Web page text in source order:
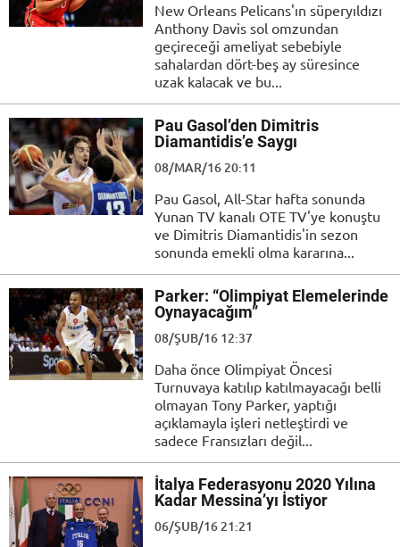
New Orleans Pelicans'ın süperyıldızı
Anthony Davis sol omzundan
geçireceği ameliyat sebebiyle
sahalardan dört-beş ay süresince
uzak kalacak ve bu...
Pau Gasol’den Dimitris
Diamantidis’e Saygı
08/MAR/16 20:11
Pau Gasol, All-Star hafta sonunda
Yunan TV kanalı OTE TV'ye konuştu
ve Dimitris Diamantidis'in sezon
sonunda emekli olma kararına...
Parker: “Olimpiyat Elemelerinde
Oynayacağım”
08/ŞUB/16 12:37
Daha önce Olimpiyat Öncesi
Turnuvaya katılıp katılmayacağı belli
olmayan Tony Parker, yaptığı
açıklamayla işleri netleştirdi ve
sadece Fransızları değil...
İtalya Federasyonu 2020 Yılına
Kadar Messina’yı İstiyor
06/ŞUB/16 21:21